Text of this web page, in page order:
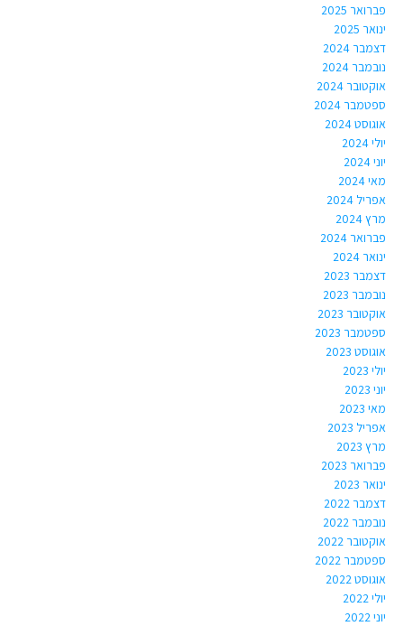
פברואר 2025
ינואר 2025
דצמבר 2024
נובמבר 2024
אוקטובר 2024
ספטמבר 2024
אוגוסט 2024
יולי 2024
יוני 2024
מאי 2024
אפריל 2024
מרץ 2024
פברואר 2024
ינואר 2024
דצמבר 2023
נובמבר 2023
אוקטובר 2023
ספטמבר 2023
אוגוסט 2023
יולי 2023
יוני 2023
מאי 2023
אפריל 2023
מרץ 2023
פברואר 2023
ינואר 2023
דצמבר 2022
נובמבר 2022
אוקטובר 2022
ספטמבר 2022
אוגוסט 2022
יולי 2022
יוני 2022